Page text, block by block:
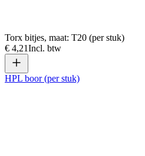
Torx bitjes, maat: T20 (per stuk)
€ 4,21Incl. btw
HPL boor (per stuk)